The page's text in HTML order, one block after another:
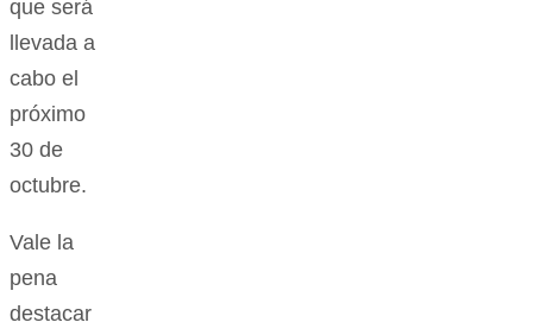
que la
toma de
decisiones
aplazada
nueva
reunión
que será